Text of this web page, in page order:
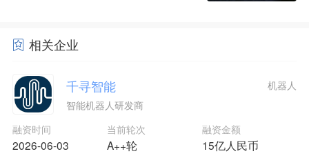
相关企业
千寻智能
智能机器人研发商
机器人
融资时间
2026-06-03
当前轮次
A++轮
融资金额
15亿人民币